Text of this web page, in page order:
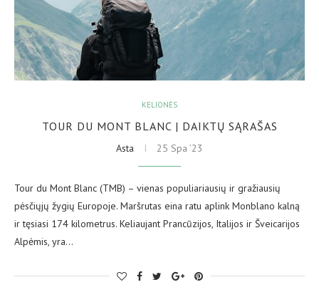
KELIONĖS
TOUR DU MONT BLANC | DAIKTŲ SĄRAŠAS
Asta 25 Spa ’23
Tour du Mont Blanc (TMB) – vienas populiariausių ir gražiausių
pėsčiųjų žygių Europoje. Maršrutas eina ratu aplink Monblano kalną
ir tęsiasi 174 kilometrus. Keliaujant Prancūzijos, Italijos ir Šveicarijos
Alpėmis, yra…